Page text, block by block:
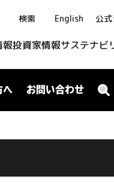
検索 English 公
報投資家情報サステナビ
へ お問い合わせ